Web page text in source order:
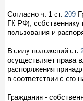
Согласно ч. 1 ст. 209
ГК РФ), собственнику
пользования и
В силу положений ст.
осуществляет права
распоряжения
в соответствии с его
Гражданин -